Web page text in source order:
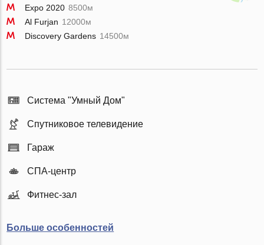
Expo 2020 8500м
Al Furjan 12000м
Discovery Gardens 14500м
Система "Умный Дом"
Спутниковое телевидение
Гараж
СПА-центр
Фитнес-зал
Больше особенностей